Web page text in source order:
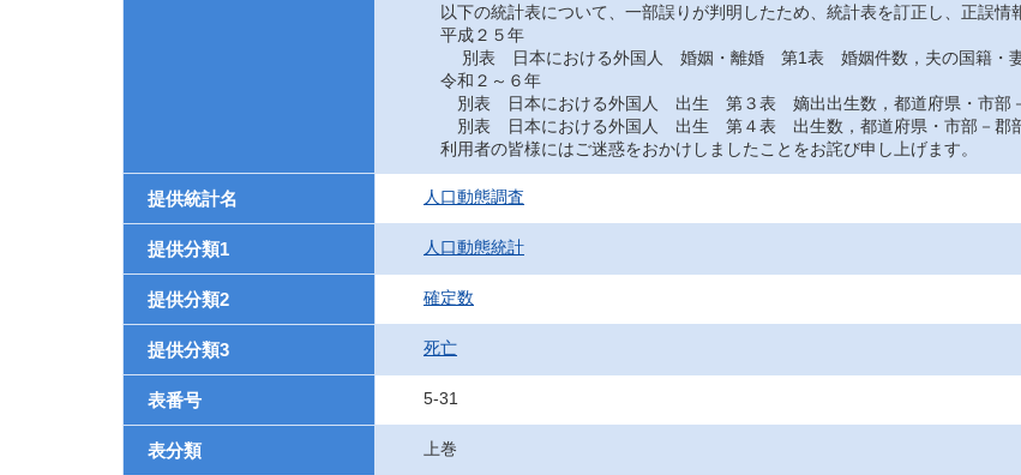
以下の統計表について、一部誤りが判明したため、統計表を訂正し、正誤情
平成２５年
別表 日本における外国人 婚姻・離婚 第1表 婚姻件数，夫の国籍・妻
令和２～６年
別表 日本における外国人 出生 第３表 嫡出出生数，都道府県・市部－
別表 日本における外国人 出生 第４表 出生数，都道府県・市部－郡部
利用者の皆様にはご迷惑をおかけしましたことをお詫び申し上げます。
提供統計名 人口動態調査
提供分類1 人口動態統計
提供分類2 確定数
提供分類3 死亡
表番号 5-31
表分類 上巻